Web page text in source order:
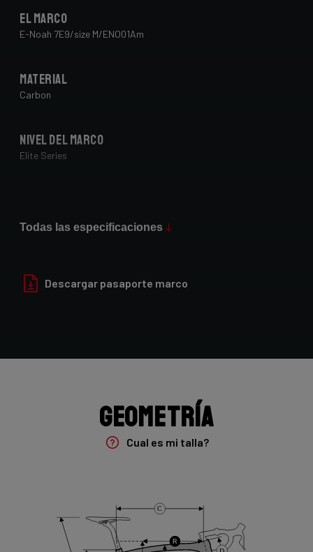
El marco
E-Noah 7E9/size M/ENO01Am
Material
Carbon
Nivel del marco
Elite Series
Matt
Shimano 105 DI2 , 2x12s
Todas las especificaciones
Descargar pasaporte marco
Geometría
Cual es mi talla?
R
C